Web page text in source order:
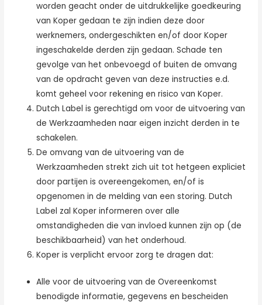
worden geacht onder de uitdrukkelijke goedkeuring
van Koper gedaan te zijn indien deze door
werknemers, ondergeschikten en/of door Koper
ingeschakelde derden zijn gedaan. Schade ten
gevolge van het onbevoegd of buiten de omvang
van de opdracht geven van deze instructies e.d.
komt geheel voor rekening en risico van Koper.
Dutch Label is gerechtigd om voor de uitvoering van
de Werkzaamheden naar eigen inzicht derden in te
schakelen.
De omvang van de uitvoering van de
Werkzaamheden strekt zich uit tot hetgeen expliciet
door partijen is overeengekomen, en/of is
opgenomen in de melding van een storing. Dutch
Label zal Koper informeren over alle
omstandigheden die van invloed kunnen zijn op (de
beschikbaarheid) van het onderhoud.
Koper is verplicht ervoor zorg te dragen dat:
Alle voor de uitvoering van de Overeenkomst
benodigde informatie, gegevens en bescheiden